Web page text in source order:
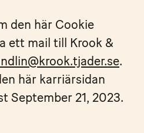
den här Cookie
ett mail till Krook &
.
här karriärsidan
September 21, 2023.